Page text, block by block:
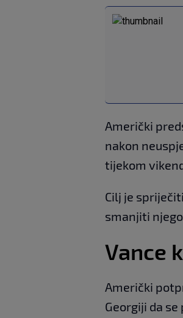
Američki
nakon
tijekom
Cilj je
smanjiti
Vance
Američki
Georgiji da